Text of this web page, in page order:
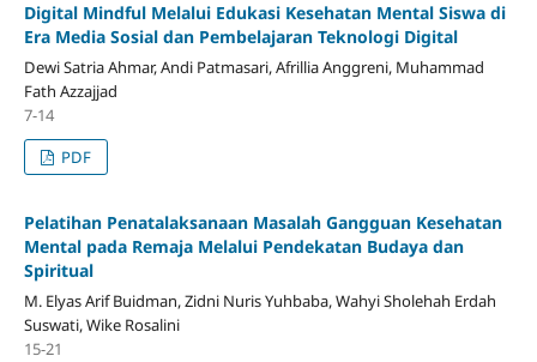
Digital Mindful Melalui Edukasi Kesehatan Mental Siswa di
Era Media Sosial dan Pembelajaran Teknologi Digital
Dewi Satria Ahmar, Andi Patmasari, Afrillia Anggreni, Muhammad
Fath Azzajjad
7-14
PDF
Pelatihan Penatalaksanaan Masalah Gangguan Kesehatan
Mental pada Remaja Melalui Pendekatan Budaya dan
Spiritual
M. Elyas Arif Buidman, Zidni Nuris Yuhbaba, Wahyi Sholehah Erdah
Suswati, Wike Rosalini
15-21